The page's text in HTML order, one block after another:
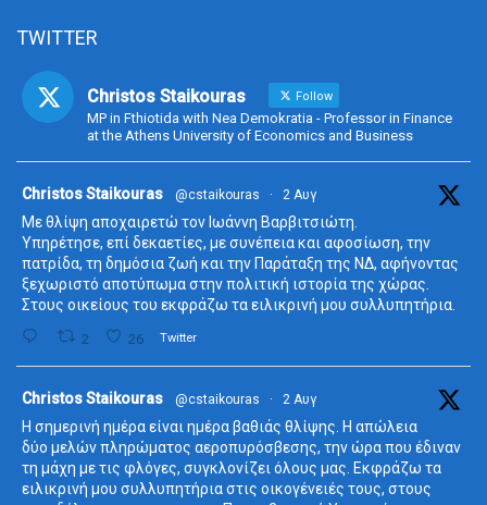
TWITTER
Christos Staikouras Follow
MP in Fthiotida with Nea Demokratia - Professor in Finance
at the Athens University of Economics and Business
Christos Staikouras @cstaikouras · 2 Αυγ
Με θλίψη αποχαιρετώ τον Ιωάννη Βαρβιτσιώτη.
Υπηρέτησε, επί δεκαετίες, με συνέπεια και αφοσίωση, την
πατρίδα, τη δημόσια ζωή και την Παράταξη της ΝΔ, αφήνοντας
ξεχωριστό αποτύπωμα στην πολιτική ιστορία της χώρας.
Στους οικείους του εκφράζω τα ειλικρινή μου συλλυπητήρια.
2 26 Twitter
Christos Staikouras @cstaikouras · 2 Αυγ
Η σημερινή ημέρα είναι ημέρα βαθιάς θλίψης. Η απώλεια
δύο μελών πληρώματος αεροπυρόσβεσης, την ώρα που έδιναν
τη μάχη με τις φλόγες, συγκλονίζει όλους μας. Εκφράζω τα
ειλικρινή μου συλλυπητήρια στις οικογένειές τους, στους